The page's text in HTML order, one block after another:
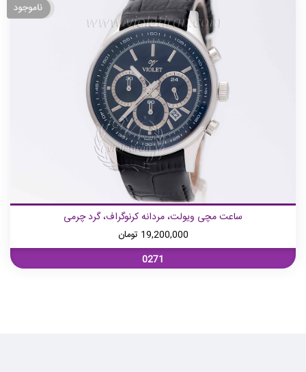
ساعت مچی ویولت، مردانه کرنوگراف، گرد چرمی
19,200,000 تومان
0271